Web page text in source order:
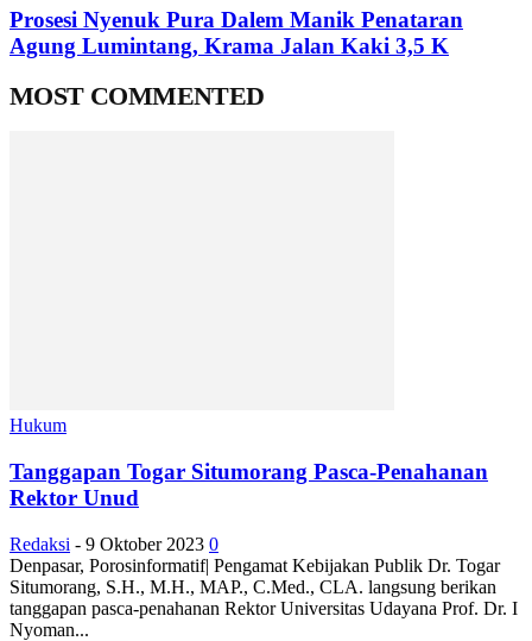
Prosesi Nyenuk Pura Dalem Manik Penataran
Agung Lumintang, Krama Jalan Kaki 3,5 K
MOST COMMENTED
Hukum
Tanggapan Togar Situmorang Pasca-Penahanan
Rektor Unud
Redaksi - 9 Oktober 2023 0
Denpasar, Porosinformatif| Pengamat Kebijakan Publik Dr. Togar
Situmorang, S.H., M.H., MAP., C.Med., CLA. langsung berikan
tanggapan pasca-penahanan Rektor Universitas Udayana Prof. Dr. I
Nyoman...